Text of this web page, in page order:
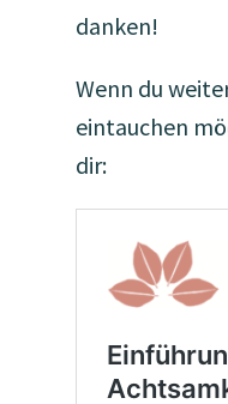
danken!
Wenn du
eintauchen
dir: